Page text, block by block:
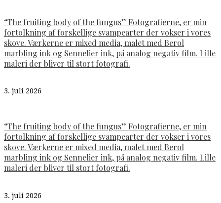
“The fruiting body of the fungus” Fotografierne, er min
fortolkning af forskellige svampearter der vokser i vores
skove. Værkerne er mixed media, malet med Berol
marbling ink og Sennelier ink, på analog negativ film. Lille
maleri der bliver til stort fotografi.
3. juli 2026
“The fruiting body of the fungus” Fotografierne, er min
fortolkning af forskellige svampearter der vokser i vores
skove. Værkerne er mixed media, malet med Berol
marbling ink og Sennelier ink, på analog negativ film. Lille
maleri der bliver til stort fotografi.
3. juli 2026